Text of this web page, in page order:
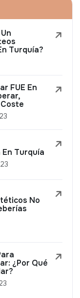
Turquía?
FUE En
Turquía
No
¿Por Qué